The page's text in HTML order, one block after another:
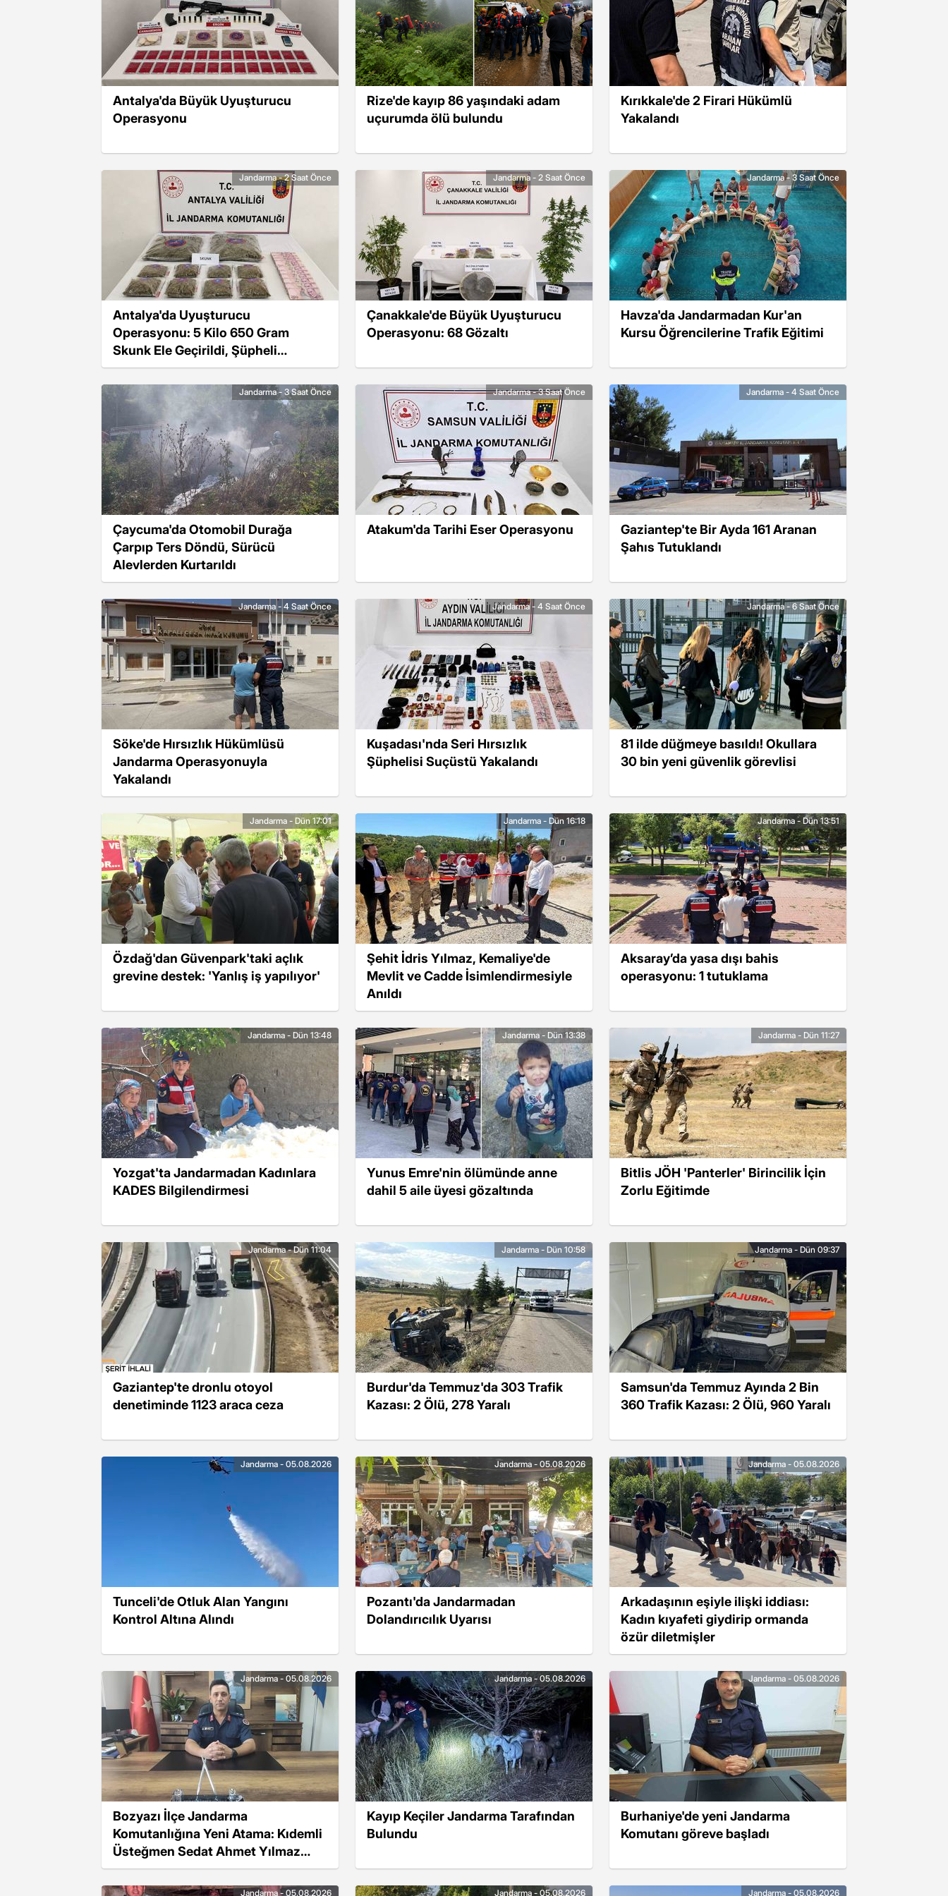
Antalya'da Büyük Uyuşturucu
Operasyonu
Rize'de kayıp 86 yaşındaki adam
uçurumda ölü bulundu
Kırıkkale'de 2 Firari Hükümlü
Yakalandı
Antalya'da Uyuşturucu
Operasyonu: 5 Kilo 650 Gram
Skunk Ele Geçirildi, Şüpheli
Tutuklandı
Jandarma - 2 Saat Önce
Çanakkale'de Büyük Uyuşturucu
Operasyonu: 68 Gözaltı
Jandarma - 2 Saat Önce
Havza'da Jandarmadan Kur'an
Kursu Öğrencilerine Trafik Eğitimi
Jandarma - 3 Saat Önce
Çaycuma'da Otomobil Durağa
Çarpıp Ters Döndü, Sürücü
Alevlerden Kurtarıldı
Jandarma - 3 Saat Önce
Atakum'da Tarihi Eser Operasyonu
Jandarma - 3 Saat Önce
Gaziantep'te Bir Ayda 161 Aranan
Şahıs Tutuklandı
Jandarma - 4 Saat Önce
Söke'de Hırsızlık Hükümlüsü
Jandarma Operasyonuyla
Yakalandı
Jandarma - 4 Saat Önce
Kuşadası'nda Seri Hırsızlık
Şüphelisi Suçüstü Yakalandı
Jandarma - 4 Saat Önce
81 ilde düğmeye basıldı! Okullara
30 bin yeni güvenlik görevlisi
Jandarma - 6 Saat Önce
Özdağ'dan Güvenpark'taki açlık
grevine destek: 'Yanlış iş yapılıyor'
Jandarma - Dün 17:01
Şehit İdris Yılmaz, Kemaliye'de
Mevlit ve Cadde İsimlendirmesiyle
Anıldı
Jandarma - Dün 16:18
Aksaray’da yasa dışı bahis
operasyonu: 1 tutuklama
Jandarma - Dün 13:51
Yozgat'ta Jandarmadan Kadınlara
KADES Bilgilendirmesi
Jandarma - Dün 13:48
Yunus Emre'nin ölümünde anne
dahil 5 aile üyesi gözaltında
Jandarma - Dün 13:38
Bitlis JÖH 'Panterler' Birincilik İçin
Zorlu Eğitimde
Jandarma - Dün 11:27
Gaziantep'te dronlu otoyol
denetiminde 1123 araca ceza
Jandarma - Dün 11:04
Burdur'da Temmuz'da 303 Trafik
Kazası: 2 Ölü, 278 Yaralı
Jandarma - Dün 10:58
Samsun'da Temmuz Ayında 2 Bin
360 Trafik Kazası: 2 Ölü, 960 Yaralı
Jandarma - Dün 09:37
Tunceli'de Otluk Alan Yangını
Kontrol Altına Alındı
Jandarma - 05.08.2026
Pozantı'da Jandarmadan
Dolandırıcılık Uyarısı
Jandarma - 05.08.2026
Arkadaşının eşiyle ilişki iddiası:
Kadın kıyafeti giydirip ormanda
özür diletmişler
Jandarma - 05.08.2026
Bozyazı İlçe Jandarma
Komutanlığına Yeni Atama: Kıdemli
Üsteğmen Sedat Ahmet Yılmaz
Göreve Başladı
Jandarma - 05.08.2026
Kayıp Keçiler Jandarma Tarafından
Bulundu
Jandarma - 05.08.2026
Burhaniye'de yeni Jandarma
Komutanı göreve başladı
Jandarma - 05.08.2026
Jandarma - 05.08.2026 Jandarma - 05.08.2026 Jandarma - 05.08.2026